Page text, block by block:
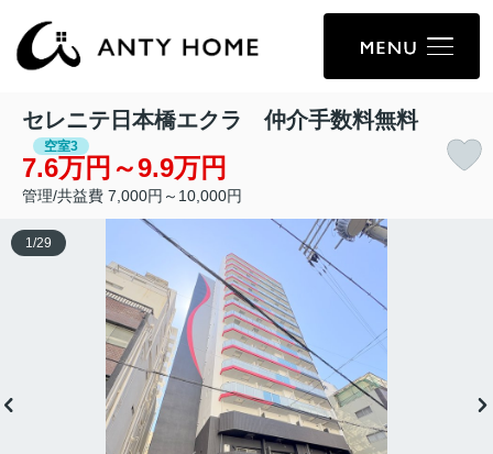
セレニテ日本橋エクラ 仲介手数料無料
空室3
7.6万円～9.9万円
管理/共益費 7,000円～10,000円
1 /29